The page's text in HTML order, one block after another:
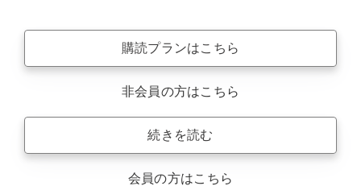
購読プランはこちら
非会員の方はこちら
続きを読む
会員の方はこちら